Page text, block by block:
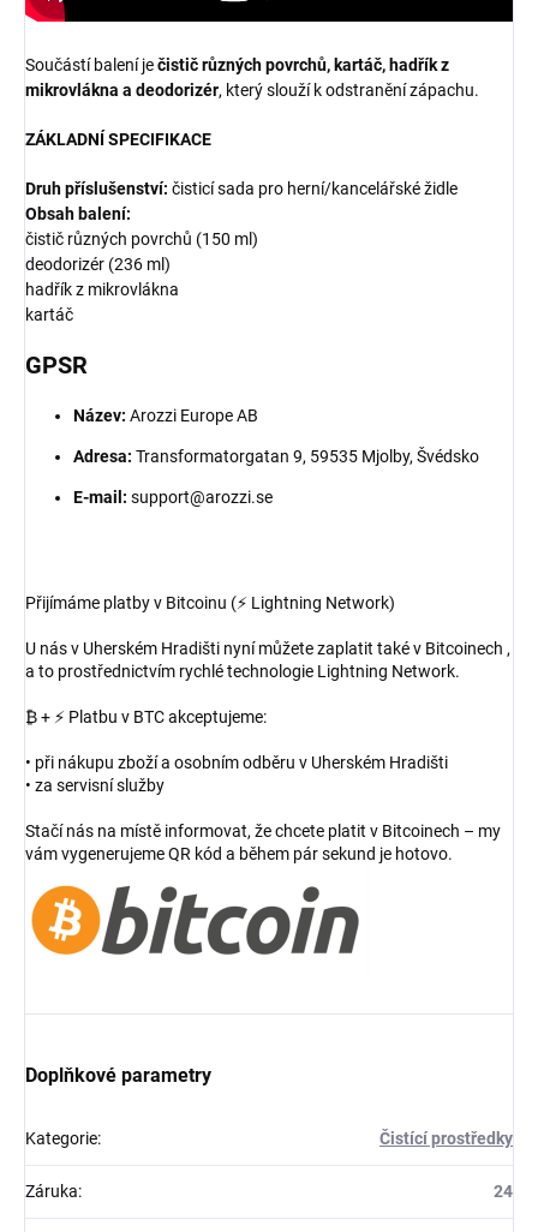
Součástí balení ječistič různých povrchů, kartáč, hadřík z
mikrovlákna a deodorizér, který slouží k odstranění zápachu.
ZÁKLADNÍ SPECIFIKACE
Druh příslušenství: čisticí sada pro herní/kancelářské židle
Obsah balení:
čistič různých povrchů (150 ml)
deodorizér (236 ml)
hadřík z mikrovlákna
kartáč
GPSR
Název: Arozzi Europe AB
Adresa: Transformatorgatan 9, 59535 Mjolby, Švédsko
E-mail: support@arozzi.se
Přijímáme platby v Bitcoinu (⚡ Lightning Network)
U nás v Uherském Hradišti nyní můžete zaplatit také v Bitcoinech ,
a to prostřednictvím rychlé technologie Lightning Network.
₿ + ⚡ Platbu v BTC akceptujeme:
• při nákupu zboží a osobním odběru v Uherském Hradišti
• za servisní služby
Stačí nás na místě informovat, že chcete platit v Bitcoinech – my
vám vygenerujeme QR kód a během pár sekund je hotovo.
Doplňkové parametry
Kategorie: Čistící prostředky
Záruka: 24